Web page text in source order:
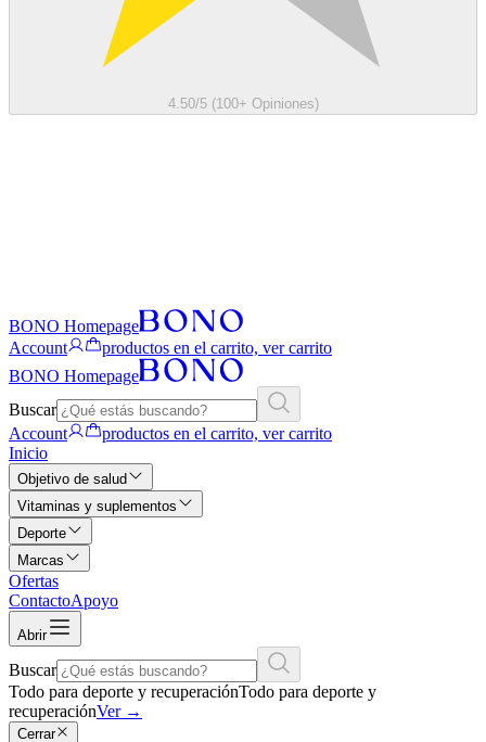
4.50/5 (100+ Opiniones)
BONO Homepage
Account
productos en el carrito, ver carrito
BONO Homepage
Buscar
Account
productos en el carrito, ver carrito
Inicio
Objetivo de salud
Vitaminas y suplementos
Deporte
Marcas
Ofertas
ContactoApoyo
Abrir
Buscar
Todo para deporte y recuperaciónTodo para deporte y
recuperaciónVer →
Cerrar